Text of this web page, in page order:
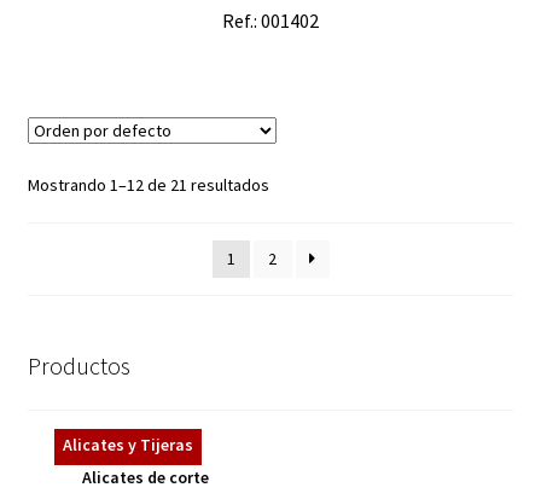
Ref.: 001402
Mostrando 1–12 de 21 resultados
1 2
Productos
Alicates y Tijeras
Alicates de corte